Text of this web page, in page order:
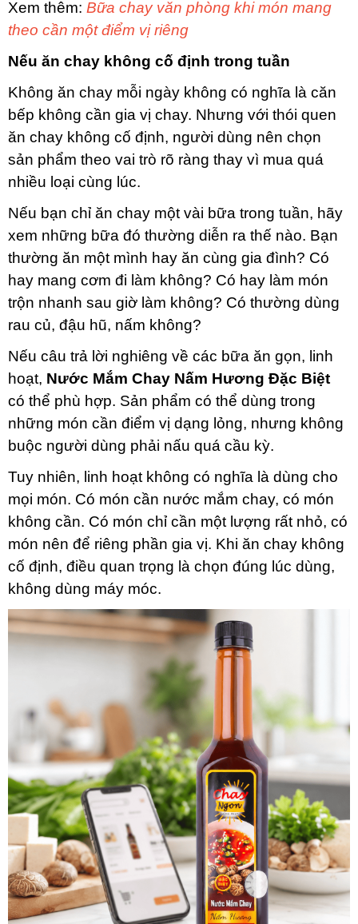
Xem thêm: Bữa chay văn phòng khi món mang
theo cần một điểm vị riêng
Nếu ăn chay không cố định trong tuần
Không ăn chay mỗi ngày không có nghĩa là căn
bếp không cần gia vị chay. Nhưng với thói quen
ăn chay không cố định, người dùng nên chọn
sản phẩm theo vai trò rõ ràng thay vì mua quá
nhiều loại cùng lúc.
Nếu bạn chỉ ăn chay một vài bữa trong tuần, hãy
xem những bữa đó thường diễn ra thế nào. Bạn
thường ăn một mình hay ăn cùng gia đình? Có
hay mang cơm đi làm không? Có hay làm món
trộn nhanh sau giờ làm không? Có thường dùng
rau củ, đậu hũ, nấm không?
Nếu câu trả lời nghiêng về các bữa ăn gọn, linh
hoạt, Nước Mắm Chay Nấm Hương Đặc Biệt
có thể phù hợp. Sản phẩm có thể dùng trong
những món cần điểm vị dạng lỏng, nhưng không
buộc người dùng phải nấu quá cầu kỳ.
Tuy nhiên, linh hoạt không có nghĩa là dùng cho
mọi món. Có món cần nước mắm chay, có món
không cần. Có món chỉ cần một lượng rất nhỏ, có
món nên để riêng phần gia vị. Khi ăn chay không
cố định, điều quan trọng là chọn đúng lúc dùng,
không dùng máy móc.